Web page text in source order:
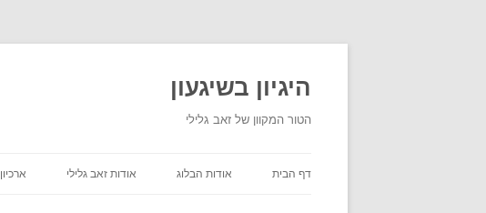
היגיון בשיגעון
הטור המקוון של זאב גלילי
דף הבית אודות הבלוג אודות זאב גלילי ארכיון